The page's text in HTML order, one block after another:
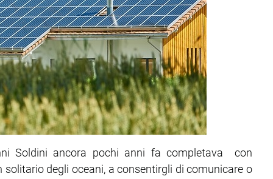
Soldini ancora pochi anni fa completava con
degli oceani, a consentirgli di comunicare o